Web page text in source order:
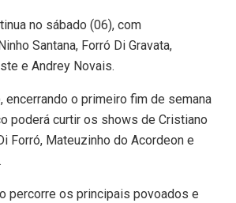
no sábado (06), com
Santana, Forró Di Gravata,
e Andrey Novais.
encerrando o primeiro fim de semana
poderá curtir os shows de Cristiano
Forró, Mateuzinho do Acordeon e
percorre os principais povoados e